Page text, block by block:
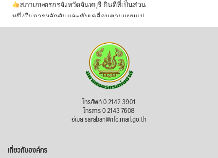
สภาเกษตรกรจังหวัดจันทบุรี ยินดีที่เป็นส่วน
หนึ่งในการผลักดันและขับเคลื่อนตามแผนแม่
บทเพื่อพั ...See More
ไม่สามารถดูเนื้อหานี้ได้ในขณะนี้
สภาเกษตรกรแห่งชาติ
ไทยในช่วง 6 เดือนของปี 2569 (ม.ค.-มิ.ย.) มี
โทรศัพท์ 0 2142 3901
โทรสาร 0 2143 7608
อีเมล saraban@nfc.mail.go.th
เกี่ยวกับองค์กร